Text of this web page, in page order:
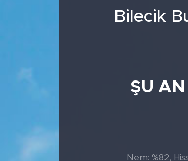
Bilecik
ŞU AN
Nem: %82,